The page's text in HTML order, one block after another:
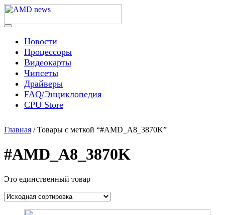
Skip
content
AMD news
Menu
Новости
Процессоры
Видеокарты
Чипсеты
Драйверы
FAQ/Энциклопедия
CPU Store
Главная / Товары с меткой “#AMD_A8_3870K”
#AMD_A8_3870K
Это единственный товар